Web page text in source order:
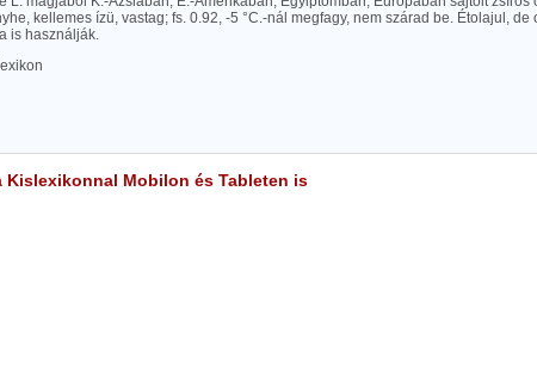
kellemes ízü, vastag; fs. 0.92, -5 °C.-nál megfagy, nem szárad be. Étolajul, de
is használják.
Kislexikonnal Mobilon és Tableten is